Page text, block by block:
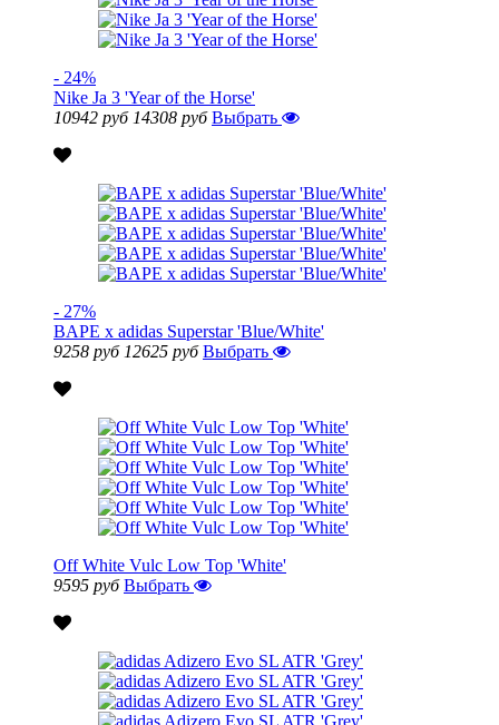
- 24%
Nike Ja 3 'Year of the Horse'
10942 руб 14308 руб Выбрать
- 27%
BAPE x adidas Superstar 'Blue/White'
9258 руб 12625 руб Выбрать
Off White Vulc Low Top 'White'
9595 руб Выбрать